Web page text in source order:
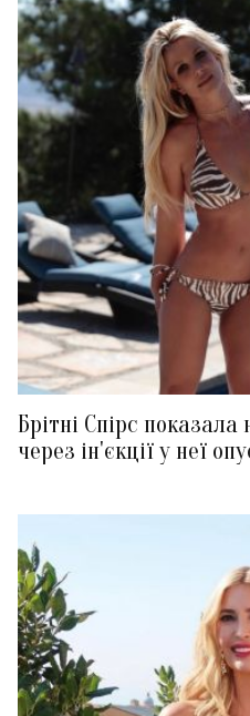
Брітні Спірс
через ін'єкції у неї